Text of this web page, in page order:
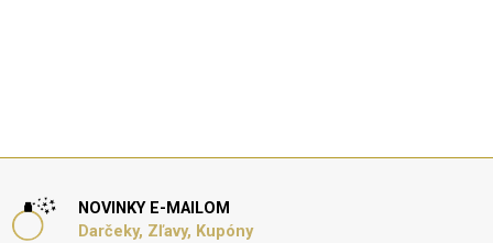
NOVINKY E-MAILOM
Darčeky, Zľavy, Kupóny